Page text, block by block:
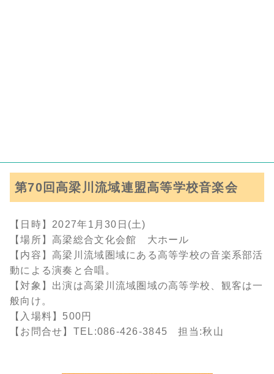
第70回高梁川流域連盟高等学校音楽会
【日時】2027年1月30日(土)
【場所】高梁総合文化会館 大ホール
【内容】高梁川流域圏域にある高等学校の音楽系部活
動による演奏と合唱。
【対象】出演は高梁川流域圏域の高等学校、観客は一
般向け。
【入場料】500円
【お問合せ】TEL:086-426-3845 担当:秋山